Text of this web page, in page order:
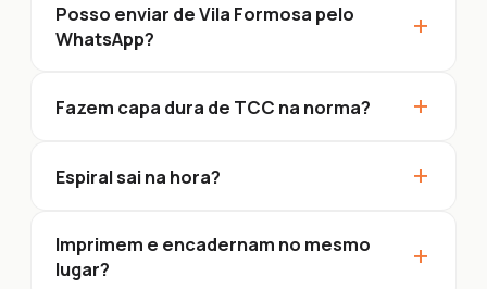
Posso enviar de Vila Formosa pelo
WhatsApp?
+
Fazem capa dura de TCC na norma? +
Espiral sai na hora? +
Imprimem e encadernam no mesmo
lugar?
+